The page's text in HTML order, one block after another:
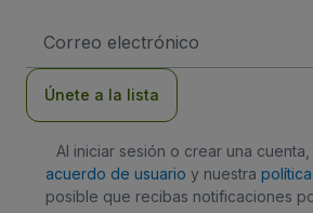
de
Únete a la lista
Al iniciar sesión o crear una
acuerdo de usuario y nuestra
posible que recibas notificaciones